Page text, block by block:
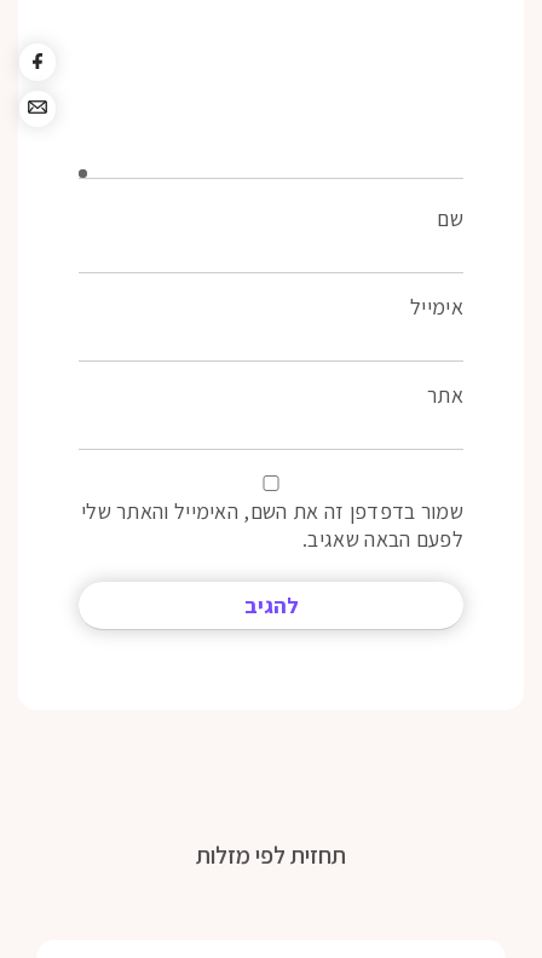
שם
אימייל
אתר
שמור בדפדפן זה את השם, האימייל והאתר שלי
לפעם הבאה שאגיב.
תחזית לפי מזלות